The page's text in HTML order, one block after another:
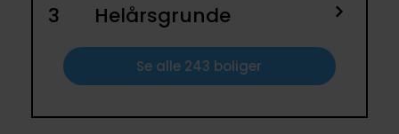
3
Helårsgrunde
Se alle 243 boliger